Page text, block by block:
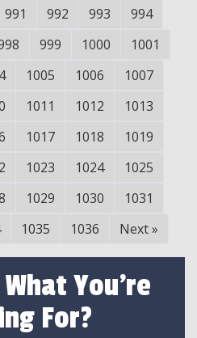
991 992 993
994
999 1000
1001
1005 1006
1007
1011 1012
1013
1017 1018
1019
1023 1024
1025
1029 1030
1031
1035 1036 Next»
You're
For?